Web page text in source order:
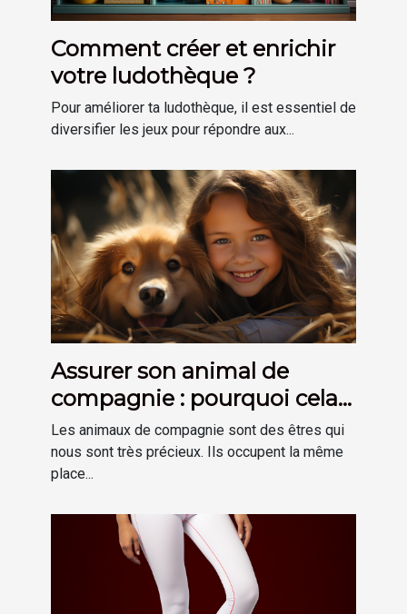
Comment créer et enrichir
votre ludothèque ?
Pour améliorer ta ludothèque, il est essentiel de
diversifier les jeux pour répondre aux...
Assurer son animal de
compagnie : pourquoi cela
est-il important ?
Les animaux de compagnie sont des êtres qui
nous sont très précieux. Ils occupent la même
place...